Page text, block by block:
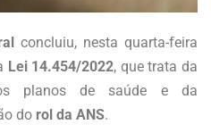
concluiu, nesta quarta-feira
Lei 14.454/2022, que trata da
planos de saúde e da
do rol da ANS.